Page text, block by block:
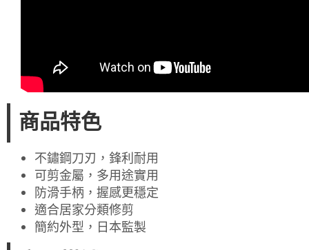
商品特色
不鏽鋼刀刃，鋒利耐用
可剪金屬，多用途實用
防滑手柄，握感更穩定
適合居家分類修剪
簡約外型，日本監製